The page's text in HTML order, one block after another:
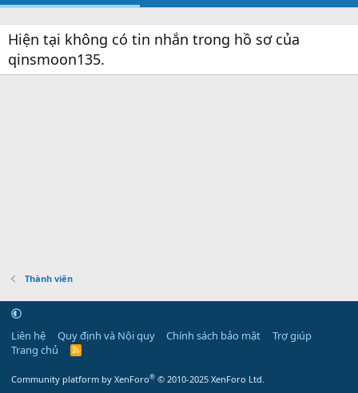
Hiện tại không có tin nhắn trong hồ sơ của
qinsmoon135.
Thành viên
Liên hệ Quy định và Nội quy Chính sách bảo mật
Trợ giúp
Trang chủ
R
Community platform by XenForo® © 2010-2025 XenForo Ltd.